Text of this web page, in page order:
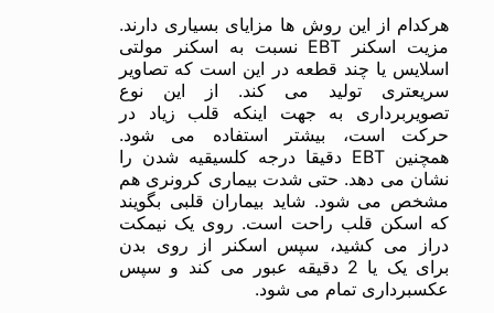
هرکدام از این روش ها مزایای بسیاری دارند.
مزیت اسکنر EBT نسبت به اسکنر مولتی
اسلایس یا چند قطعه در این است که تصاویر
سریعتری تولید می کند. از این نوع
تصویربرداری به جهت اینکه قلب زیاد در
حرکت است، بیشتر استفاده می شود.
همچنین EBT دقیقا درجه کلسیقیه شدن را
نشان می دهد. حتی شدت بیماری کرونری هم
مشخص می شود. شاید بیماران قلبی بگویند
که اسکن قلب راحت است. روی یک نیمکت
دراز می کشید، سپس اسکنر از روی بدن
برای یک یا 2 دقیقه عبور می کند و سپس
عکسبرداری تمام می شود.